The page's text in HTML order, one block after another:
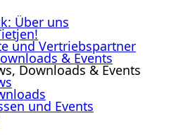
Über uns
und Vertriebspartner
& Events
Downloads & Events
und Events